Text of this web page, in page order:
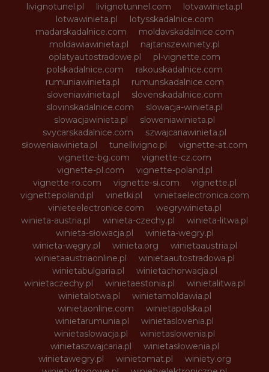
livignotunel.pl
livignotunnel.com
lotvawinieta.pl
lotwawinieta.pl
lotysskadalnice.com
madarskadalnice.com
moldavskadalnice.com
moldawiawinieta.pl
najtanszewiniety.pl
oplatyautostradowe.pl
pl-vignette.com
polskadalnice.com
rakouskadalnice.com
rumuniawinieta.pl
rumunskadalnice.com
sloveniawinieta.pl
slovenskadalnice.com
slovinskadalnice.com
slowacja-winieta.pl
slowacjawinieta.pl
sloweniawinieta.pl
svycarskadalnice.com
szwajcariawinieta.pl
słoweniawinieta.pl
tunellivigno.pl
vignette-at.com
vignette-bg.com
vignette-cz.com
vignette-pl.com
vignette-poland.pl
vignette-ro.com
vignette-si.com
vignette.pl
vignettepoland.pl
vinetki.pl
vinietaelectronica.com
vinieteelectronice.com
wegrywinieta.pl
winieta-austria.pl
winieta-czechy.pl
winieta-litwa.pl
winieta-słowacja.pl
winieta-wegry.pl
winieta-węgry.pl
winieta.org
winietaaustria.pl
winietaaustriaonline.pl
winietaautostradowa.pl
winietabulgaria.pl
winietachorwacja.pl
winietaczechy.pl
winietaestonia.pl
winietalitwa.pl
winietalotwa.pl
winietamoldawia.pl
winietaonline.com
winietapolska.pl
winietarumunia.pl
winietaslovenia.pl
winietaslowacja.pl
winietaslowenia.pl
winietaszwajcaria.pl
winietasłowenia.pl
winietawegry.pl
winietomat.pl
winiety.org